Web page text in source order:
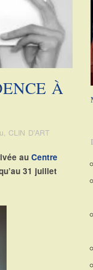
À
, CLIN D'ART
au Centre
31 juillet